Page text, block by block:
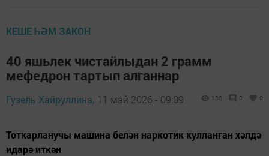
КЕШЕ ҺӘМ ЗАКОН
40 яшьлек чистайлыдан 2 грамм
мефедрон тартып алганнар
Гузель Хайруллина, 11 май 2026 - 09:09 138 0 0
Тоткарланучы машина белән наркотик кулланган хәлдә
идарә иткән